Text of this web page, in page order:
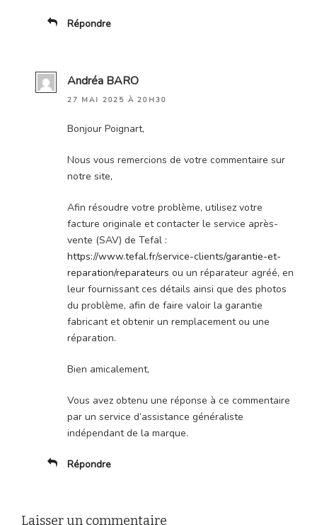
Répondre
Andréa BARO
27 MAI 2025 À 20H30
Bonjour Poignart,
Nous vous remercions de votre commentaire sur
notre site,
Afin résoudre votre problème, utilisez votre
facture originale et contacter le service après-
vente (SAV) de Tefal :
https://www.tefal.fr/service-clients/garantie-et-
reparation/reparateurs ou un réparateur agréé, en
leur fournissant ces détails ainsi que des photos
du problème, afin de faire valoir la garantie
fabricant et obtenir un remplacement ou une
réparation.
Bien amicalement,
Vous avez obtenu une réponse à ce commentaire
par un service d’assistance généraliste
indépendant de la marque.
Répondre
Laisser un commentaire